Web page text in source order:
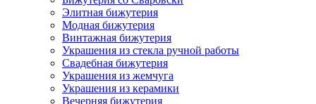
Элитная бижутерия
Модная бижутерия
Винтажная бижутерия
Украшения из стекла ручной работы
Свадебная бижутерия
Украшения из жемчуга
Украшения из керамики
Вечерняя бижутерия